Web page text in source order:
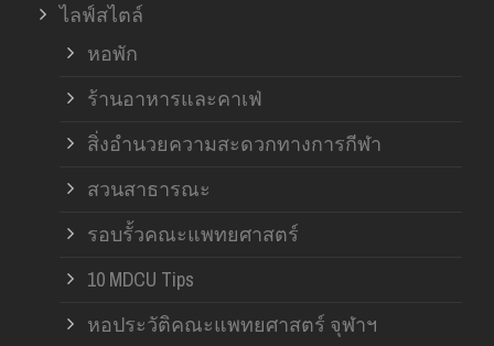
ไลฟ์สไตล์
หอพัก
ร้านอาหารและคาเฟ่
สิ่งอำนวยความสะดวกทางการกีฬา
สวนสาธารณะ
รอบรั้วคณะแพทยศาสตร์
10 MDCU Tips
หอประวัติคณะแพทยศาสตร์ จุฬาฯ